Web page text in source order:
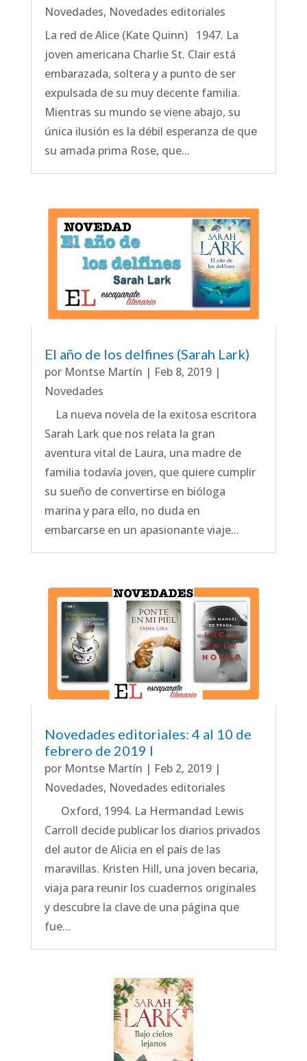
Novedades, Novedades editoriales
La red de Alice (Kate Quinn) 1947. La
joven americana Charlie St. Clair está
embarazada, soltera y a punto de ser
expulsada de su muy decente familia.
Mientras su mundo se viene abajo, su
única ilusión es la débil esperanza de que
su amada prima Rose, que...
El año de los delfines (Sarah Lark)
por Montse Martín | Feb 8, 2019|
Novedades
La nueva novela de la exitosa escritora
Sarah Lark que nos relata la gran
aventura vital de Laura, una madre de
familia todavía joven, que quiere cumplir
su sueño de convertirse en bióloga
marina y para ello, no duda en
embarcarse en un apasionante viaje...
Novedades editoriales: 4 al 10 de
febrero de 2019 I
por Montse Martín | Feb 2, 2019|
Novedades, Novedades editoriales
Oxford, 1994. La Hermandad Lewis
Carroll decide publicar los diarios privados
del autor de Alicia en el país de las
maravillas. Kristen Hill, una joven becaria,
viaja para reunir los cuadernos originales
y descubre la clave de una página que
fue...